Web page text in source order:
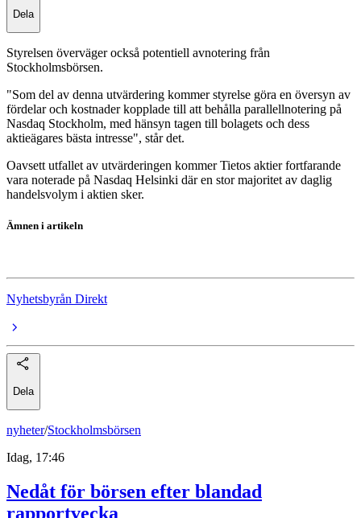
Dela
Styrelsen överväger också potentiell avnotering från
Stockholmsbörsen.
"Som del av denna utvärdering kommer styrelse göra en översyn av
fördelar och kostnader kopplade till att behålla parallellnotering på
Nasdaq Stockholm, med hänsyn tagen till bolagets och dess
aktieägares bästa intresse", står det.
Oavsett utfallet av utvärderingen kommer Tietos aktier fortfarande
vara noterade på Nasdaq Helsinki där en stor majoritet av daglig
handelsvolym i aktien sker.
Ämnen i artikeln
Nyhetsbyrån Direkt
Dela
nyheter/Stockholmsbörsen
Idag, 17:46
Nedåt för börsen efter blandad
rapportvecka